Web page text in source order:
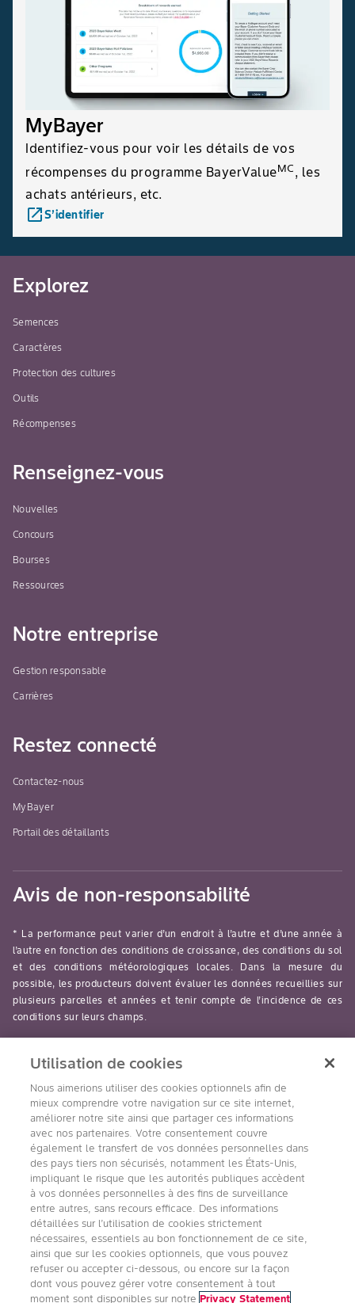
MyBayer
Identifiez-vous pour voir les détails de vos
récompenses du programme BayerValueMC, les
achats antérieurs, etc.
launchS’identifier
Explorez
Semences
Caractères
Protection des cultures
Outils
Récompenses
Renseignez-vous
Nouvelles
Concours
Bourses
Ressources
Notre entreprise
Gestion responsable
Carrières
Restez connecté
Contactez-nous
MyBayer
Portail des détaillants
Avis de non-responsabilité
* La performance peut varier d’un endroit à l’autre et d’une année à
l’autre en fonction des conditions de croissance, des conditions du sol
et des conditions météorologiques locales. Dans la mesure du
possible, les producteurs doivent évaluer les données recueillies sur
plusieurs parcelles et années et tenir compte de l’incidence de ces
conditions sur leurs champs.
Suivez nous
Accessibilité
Conditions d’utilisation de Bayer
Énoncé sur la confidentialité
Utilisation de cookies
Nous aimerions utiliser des cookies optionnels afin de
mieux comprendre votre navigation sur ce site internet,
améliorer notre site ainsi que partager ces informations
avec nos partenaires. Votre consentement couvre
également le transfert de vos données personnelles dans
des pays tiers non sécurisés, notamment les États-Unis,
impliquant le risque que les autorités publiques accèdent
à vos données personnelles à des fins de surveillance
entre autres, sans recours efficace. Des informations
détaillées sur l’utilisation de cookies strictement
nécessaires, essentiels au bon fonctionnement de ce site,
ainsi que sur les cookies optionnels, que vous pouvez
refuser ou accepter ci-dessous, ou encore sur la façon
dont vous pouvez gérer votre consentement à tout
moment sont disponibles sur notrePrivacy Statement